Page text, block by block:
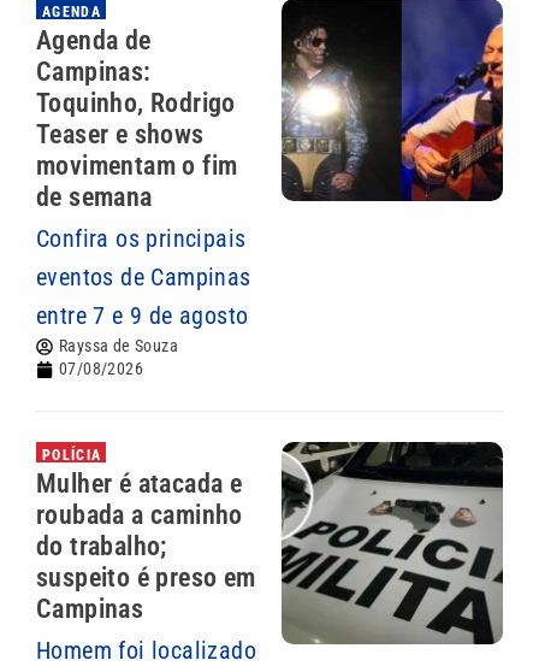
AGENDA
Agenda de
Campinas:
Toquinho, Rodrigo
Teaser e shows
movimentam o fim
de semana
Confira os principais
eventos de Campinas
entre 7 e 9 de agosto
Rayssa de Souza
07/08/2026
POLÍCIA
Mulher é atacada e
roubada a caminho
do trabalho;
suspeito é preso em
Campinas
Homem foi localizado